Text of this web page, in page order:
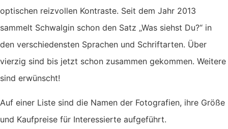
optischen reizvollen Kontraste. Seit dem Jahr 2013
sammelt Schwalgin schon den Satz „Was siehst Du?“ in
den verschiedensten Sprachen und Schriftarten. Über
vierzig sind bis jetzt schon zusammen gekommen. Weitere
sind erwünscht!
Auf einer Liste sind die Namen der Fotografien, ihre Größe
und Kaufpreise für Interessierte aufgeführt.